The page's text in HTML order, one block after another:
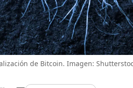
de Bitcoin. Imagen: